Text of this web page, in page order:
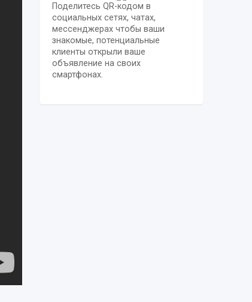
Поделитесь QR-кодом в
социальных сетях, чатах,
мессенджерах чтобы ваши
знакомые, потенциальные
клиенты открыли ваше
объявление на своих
смартфонах.